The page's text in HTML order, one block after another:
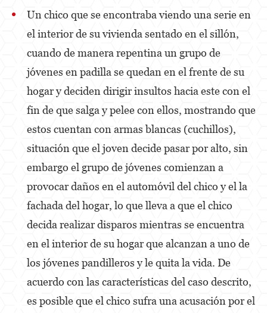
Tutela de los Tribunales
Tribunal de Delincuencia Juvenil
Delitos Contra la Propiedad
Dañar Líneas Telefónicas, Eléctricas o de
Servicios Públicos
Invasión Agravada de Propiedad Ajena
Vandalismo
Delitos de Armas
Armas Prohibidas
Aumento de Sentencia por Armas de
Delitos De Armas
Un chico que se encontraba viendo una serie en
el interior de su vivienda sentado en el sillón,
cuando de manera repentina un grupo de
jóvenes en padilla se quedan en el frente de su
hogar y deciden dirigir insultos hacia este con el
fin de que salga y pelee con ellos, mostrando que
estos cuentan con armas blancas (cuchillos),
situación que el joven decide pasar por alto, sin
embargo el grupo de jóvenes comienzan a
provocar daños en el automóvil del chico y el la
fachada del hogar, lo que lleva a que el chico
decida realizar disparos mientras se encuentra
en el interior de su hogar que alcanzan a uno de
los jóvenes pandilleros y le quita la vida. De
acuerdo con las características del caso descrito,
es posible que el chico sufra una acusación por el